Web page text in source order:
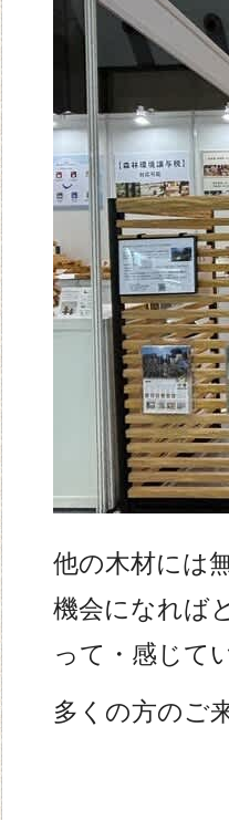
他の木材には
機会になれば
って・感じて
多くの方のご